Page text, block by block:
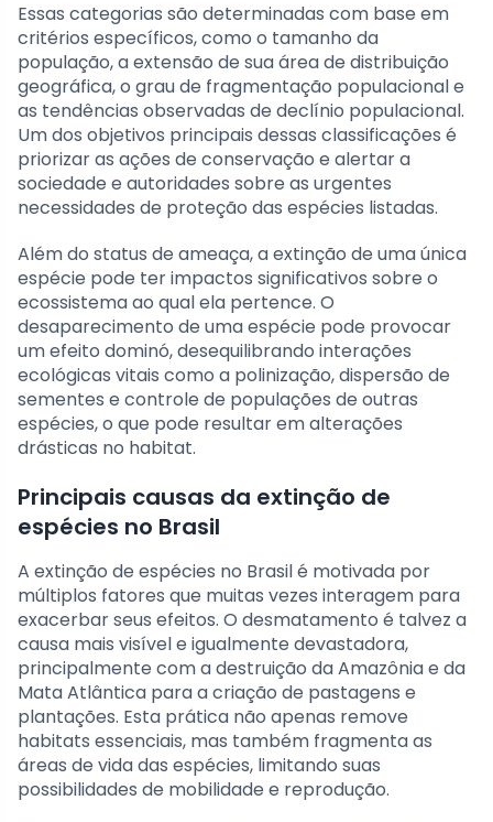
Essas categorias são determinadas com base em
critérios específicos, como o tamanho da
população, a extensão de sua área de distribuição
geográfica, o grau de fragmentação populacional e
as tendências observadas de declínio populacional.
Um dos objetivos principais dessas classificações é
priorizar as ações de conservação e alertar a
sociedade e autoridades sobre as urgentes
necessidades de proteção das espécies listadas.
Além do status de ameaça, a extinção de uma única
espécie pode ter impactos significativos sobre o
ecossistema ao qual ela pertence. O
desaparecimento de uma espécie pode provocar
um efeito dominó, desequilibrando interações
ecológicas vitais como a polinização, dispersão de
sementes e controle de populações de outras
espécies, o que pode resultar em alterações
drásticas no habitat.
Principais causas da extinção de
espécies no Brasil
A extinção de espécies no Brasil é motivada por
múltiplos fatores que muitas vezes interagem para
exacerbar seus efeitos. O desmatamento é talvez a
causa mais visível e igualmente devastadora,
principalmente com a destruição da Amazônia e da
Mata Atlântica para a criação de pastagens e
plantações. Esta prática não apenas remove
habitats essenciais, mas também fragmenta as
áreas de vida das espécies, limitando suas
possibilidades de mobilidade e reprodução.